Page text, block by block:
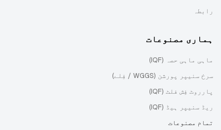
رابطہ
ہماری مصنوعات
ماہی ماہی حصہ (IQF)
سرخ سنیپر پورشن (WGGS / فِلے)
پارروٹ فِش فلٹ (IQF)
ریڈ سنیپر ہیڈ (IQF)
تمام مصنوعات